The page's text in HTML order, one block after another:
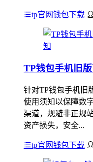
tp官网钱包下载
TP钱包手机旧
针对TP钱包手机旧
使用须知以保障数
渠道，规避非正规
资产损失，安全...
tp官网钱包下载